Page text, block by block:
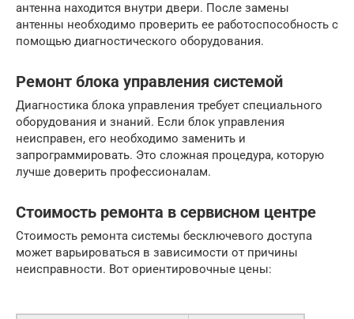
антенна находится внутри двери. После замены
антенны необходимо проверить ее работоспособность с
помощью диагностического оборудования.
Ремонт блока управления системой
Диагностика блока управления требует специального
оборудования и знаний. Если блок управления
неисправен, его необходимо заменить и
запрограммировать. Это сложная процедура, которую
лучше доверить профессионалам.
Стоимость ремонта в сервисном центре
Стоимость ремонта системы бесключевого доступа
может варьироваться в зависимости от причины
неисправности. Вот ориентировочные цены: